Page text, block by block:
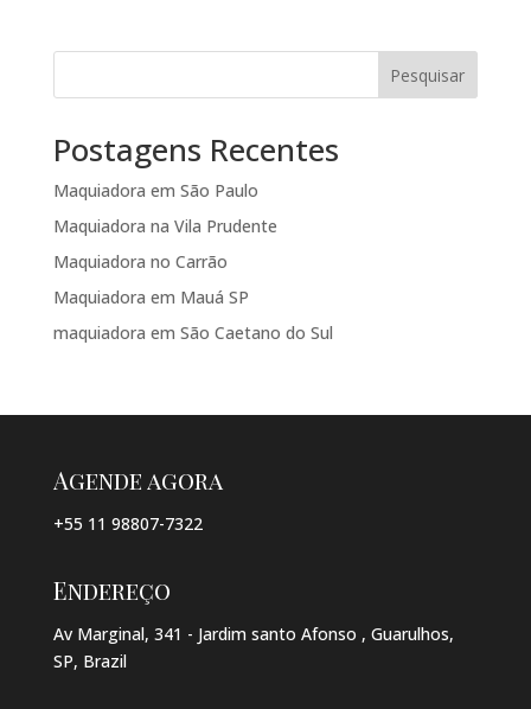
Pesquisar
Postagens Recentes
Maquiadora em São Paulo
Maquiadora na Vila Prudente
Maquiadora no Carrão
Maquiadora em Mauá SP
maquiadora em São Caetano do Sul
Agende agora
+55 11 98807-7322
Endereço
Av Marginal, 341 - Jardim santo Afonso , Guarulhos,
SP, Brazil